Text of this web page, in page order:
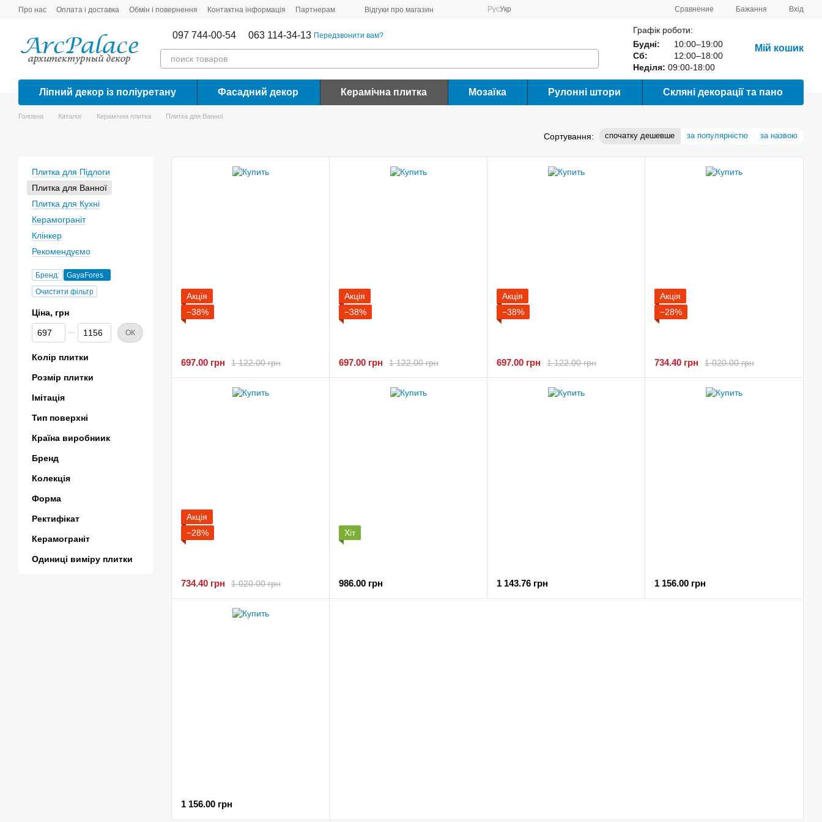
Перейти до основного контенту
Про нас Оплата і доставка Обмін і повернення Контактна інформація Партнерам Відгуки про магазин РусУкр Сравнение Бажання Вхід
097 744-00-54 063 114-34-13 Передзвонити вам?
Графік роботи:
Будні:
10:00–19:00
Сб:
12:00–18:00
Неділя: 09:00-18:00
Мій кошик
Ліпний декор із поліуретану Фасадний декор Керамічна плитка Мозаїка Рулонні штори Скляні декорації та пано
Головна Каталог Керамічна плитка Плитка для Ванної
Сортування: спочатку дешевше за популярністю за назвою
Акція
−38%
1 122.00 грн
697.00 грн
Акція
−38%
1 122.00 грн
697.00 грн
Акція
−38%
1 122.00 грн
697.00 грн
Акція
−28%
1 020.00 грн
734.40 грн
Акція
−28%
1 020.00 грн
734.40 грн
Хіт
986.00 грн 1 143.76 грн 1 156.00 грн
1 156.00 грн
Плитка для Підлоги
Плитка для Ванної
Плитка для Кухні
Керамограніт
Клінкер
Рекомендуємо
Бренд:
GayaFores
Очистити фільтр
Ціна, грн
Від Ціна, грн
До Ціна, грн ОК
Колір плитки
Розмір плитки
Імітація
Тип поверхні
Країна виробниик
Бренд
Колекція
Форма
Ректифікат
Керамограніт
Одиниці виміру плитки